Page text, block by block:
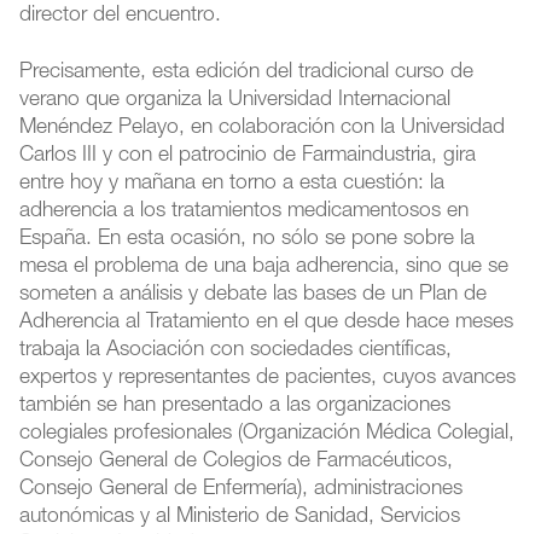
director del encuentro.
Precisamente, esta edición del tradicional curso de
verano que organiza la Universidad Internacional
Menéndez Pelayo, en colaboración con la Universidad
Carlos III y con el patrocinio de Farmaindustria, gira
entre hoy y mañana en torno a esta cuestión: la
adherencia a los tratamientos medicamentosos en
España. En esta ocasión, no sólo se pone sobre la
mesa el problema de una baja adherencia, sino que se
someten a análisis y debate las bases de un Plan de
Adherencia al Tratamiento en el que desde hace meses
trabaja la Asociación con sociedades científicas,
expertos y representantes de pacientes, cuyos avances
también se han presentado a las organizaciones
colegiales profesionales (Organización Médica Colegial,
Consejo General de Colegios de Farmacéuticos,
Consejo General de Enfermería), administraciones
autonómicas y al Ministerio de Sanidad, Servicios